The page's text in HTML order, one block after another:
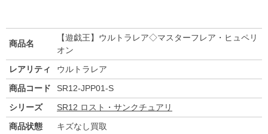
商品名
【遊戯王】ウルトラレア◇マスターフレア・ヒュペリ
オン
レアリティ
ウルトラレア
商品コード
SR12-JPP01-S
シリーズ
SR12 ロスト・サンクチュアリ
商品状態
キズなし買取